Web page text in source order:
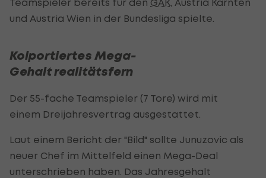
und Austria Wien in der Bundesliga spielte.
Kolportiertes Mega-
Gehalt realitätsfern
Der 55-fache Teamspieler (7 Tore) wird mit
einem Dreijahresvertrag ausgestattet.
Laut einem Bericht der "Bild" sollte Junuzovic als
neuer Chef im Mittelfeld einen Mega-Deal
unterschrieben haben. Das Jahresgehalt